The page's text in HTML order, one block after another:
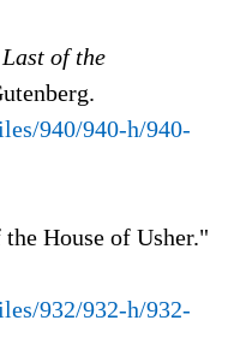
of the
940/940-h/940-
House of Usher."
932/932-h/932-